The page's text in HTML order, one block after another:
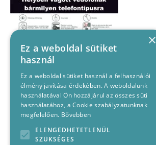
×
Ez a weboldal sütiket
használ
Ez a weboldal sütiket használ a felhasználói
élmény javítása érdekében. A weboldalunk
használatával Ön hozzájárul az összes süti
használatához, a Cookie szabályzatunknak
megfelelően. Bővebben
ELENGEDHETETLENÜL
SZÜKSÉGES